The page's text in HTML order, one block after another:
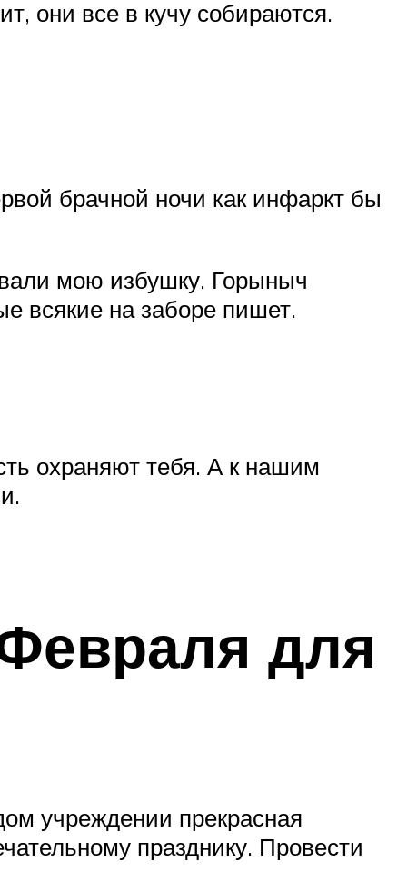
они все в кучу собираются.
брачной ночи как инфаркт бы
мою избушку. Горыныч
всякие на заборе пишет.
охраняют тебя. А к нашим
для
учреждении прекрасная
празднику. Провести